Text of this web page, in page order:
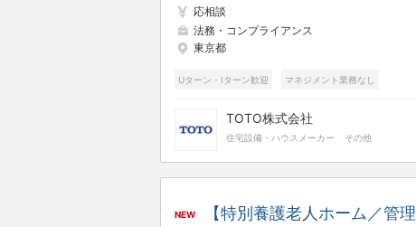
バル展開を加速するプライム上場
企業
応相談
法務・コンプライアンス
東京都
Uターン・Iターン歓迎 マネジメント業務なし
TOTO株式会社
住宅設備・ハウスメーカー その他
NEW
【特別養護老人ホーム／管理